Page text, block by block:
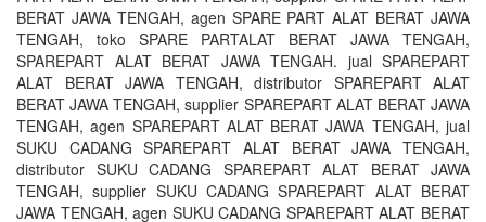
BERAT JAWA TENGAH, agen SPARE PART ALAT BERAT JAWA
TENGAH, toko SPARE PARTALAT BERAT JAWA TENGAH,
SPAREPART ALAT BERAT JAWA TENGAH. jual SPAREPART
ALAT BERAT JAWA TENGAH, distributor SPAREPART ALAT
BERAT JAWA TENGAH, supplier SPAREPART ALAT BERAT JAWA
TENGAH, agen SPAREPART ALAT BERAT JAWA TENGAH, jual
SUKU CADANG SPAREPART ALAT BERAT JAWA TENGAH,
distributor SUKU CADANG SPAREPART ALAT BERAT JAWA
TENGAH, supplier SUKU CADANG SPAREPART ALAT BERAT
JAWA TENGAH, agen SUKU CADANG SPAREPART ALAT BERAT